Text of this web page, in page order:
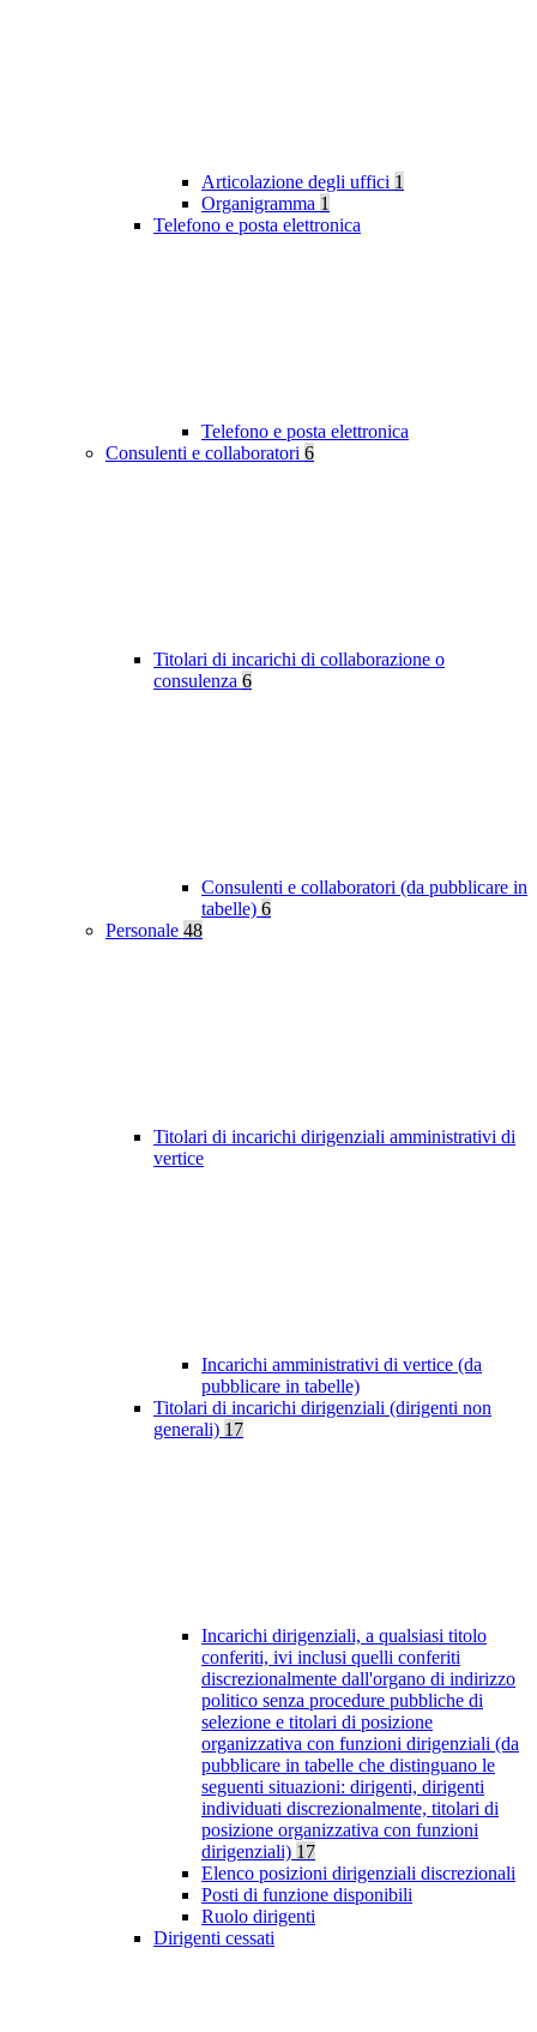
Articolazione degli uffici 1
Organigramma 1
Telefono e posta elettronica
Telefono e posta elettronica
Consulenti e collaboratori 6
Titolari di incarichi di collaborazione o
consulenza 6
Consulenti e collaboratori (da pubblicare in
tabelle) 6
Personale 48
Titolari di incarichi dirigenziali amministrativi di
vertice
Incarichi amministrativi di vertice (da
pubblicare in tabelle)
Titolari di incarichi dirigenziali (dirigenti non
generali) 17
Incarichi dirigenziali, a qualsiasi titolo
conferiti, ivi inclusi quelli conferiti
discrezionalmente dall'organo di indirizzo
politico senza procedure pubbliche di
selezione e titolari di posizione
organizzativa con funzioni dirigenziali (da
pubblicare in tabelle che distinguano le
seguenti situazioni: dirigenti, dirigenti
individuati discrezionalmente, titolari di
posizione organizzativa con funzioni
dirigenziali) 17
Elenco posizioni dirigenziali discrezionali
Posti di funzione disponibili
Ruolo dirigenti
Dirigenti cessati